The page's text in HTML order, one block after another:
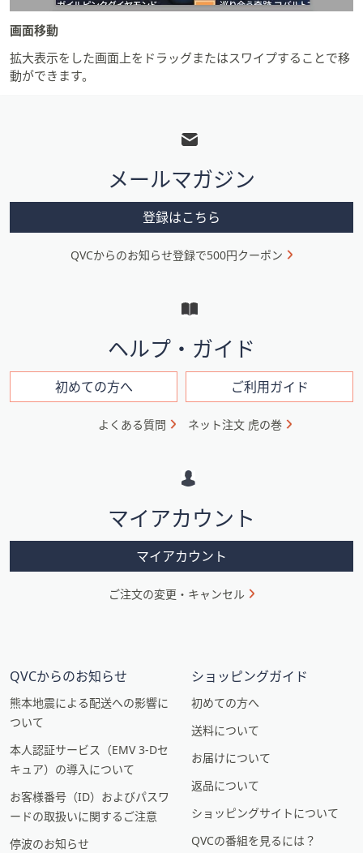
画面移動
拡大表示をした画面上をドラッグまたはスワイプすることで移
動ができます。
メ
ニ
ン
ン
メールマガジン
登録はこちら
QVCからのお知らせ登録で500円クーポン
ヘルプ・ガイド
初めての方へ ご利用ガイド
よくある質問 ネット注文 虎の巻
マイアカウント
マイアカウント
ご注文の変更・キャンセル
QVCからのお知らせ
熊本地震による配送への影響に
ついて
本人認証サービス（EMV 3-Dセ
キュア）の導入について
お客様番号（ID）およびパスワ
ードの取扱いに関するご注意
停波のお知らせ
ショッピングガイド
初めての方へ
送料について
お届けについて
返品について
ショッピングサイトについて
QVCの番組を見るには？